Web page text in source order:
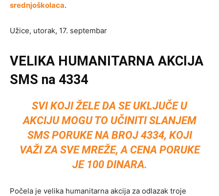
srednjoškolaca.
Užice, utorak, 17. septembar
VELIKA HUMANITARNA AKCIJA
SMS na 4334
SVI KOJI ŽELE DA SE UKLJUČE U
AKCIJU MOGU TO UČINITI SLANJEM
SMS PORUKE NA BROJ 4334, KOJI
VAŽI ZA SVE MREŽE, A CENA PORUKE
JE 100 DINARA.
Počela je velika humanitarna akcija za odlazak troje